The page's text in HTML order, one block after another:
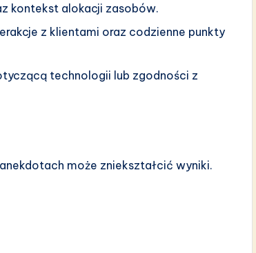
kontekst alokacji zasobów.
z klientami oraz codzienne punkty
technologii lub zgodności z
może zniekształcić wyniki.